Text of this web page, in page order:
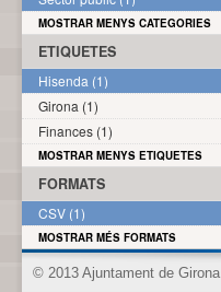
MOSTRAR MENYS CATEGORIES
ETIQUETES
Hisenda (1)
Girona (1)
Finances (1)
MOSTRAR MENYS ETIQUETES
FORMATS
CSV (1)
MOSTRAR MÉS FORMATS
© 2013 Ajuntament de Girona